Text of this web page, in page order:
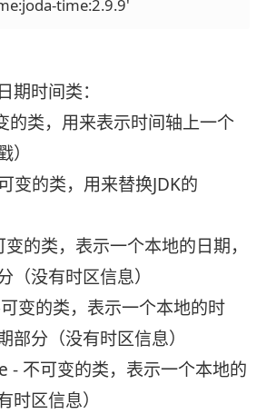
期时间类：
类，用来表示时间轴上一个
变的类，用来替换JDK的
的类，表示一个本地的日期，
（没有时区信息）
变的类，表示一个本地的时
部分（没有时区信息）
- 不可变的类，表示一个本地的
时区信息）